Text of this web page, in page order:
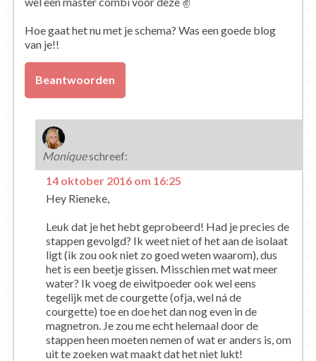
Hoe gaat het nu met je schema? Was een goede blog
van je!!
Beantwoorden
Moniqueschreef:
14 oktober 2016 om 16:25
Hey Rieneke,
Leuk dat je het hebt geprobeerd! Had je precies de
stappen gevolgd? Ik weet niet of het aan de isolaat
ligt (ik zou ook niet zo goed weten waarom), dus
het is een beetje gissen. Misschien met wat meer
water? Ik voeg de eiwitpoeder ook wel eens
tegelijk met de courgette (ofja, wel ná de
courgette) toe en doe het dan nog even in de
magnetron. Je zou me echt helemaal door de
stappen heen moeten nemen of wat er anders is, om
uit te zoeken wat maakt dat het niet lukt!